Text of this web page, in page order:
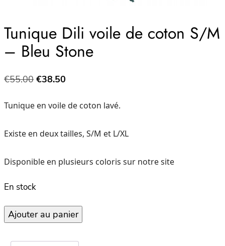
Tunique Dili voile de coton S/M
– Bleu Stone
€55.00 Le
initial
€55.00.
€38.50
actuel
€38.50.
Tunique en voile de coton lavé.
Existe en deux tailles, S/M et L/XL
Disponible en plusieurs coloris sur notre site
En stock
quantité
de
Ajouter au panier